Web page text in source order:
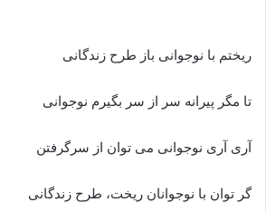
ریختم با نوجوانی باز طرح زندگانی
تا مگر پیرانه سر از سر بگیرم نوجوانی
آری آری نوجوانی می توان از سرگرفتن
گر توان با نوجوانان ریخت، طرح زندگانی